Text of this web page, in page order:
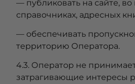
— публиковать на сайте,
справочниках, адресных
— обеспечивать
территорию Оператора.
4.3. Оператор не
затрагивающие интересы